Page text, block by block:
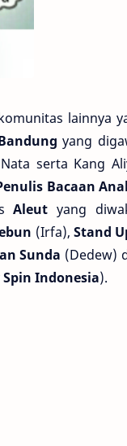
lainnya
yang
serta Kang
Bacaan
Aleut yang
(Irfa), Stand
Sunda (Dedew)
Spin Indonesia).